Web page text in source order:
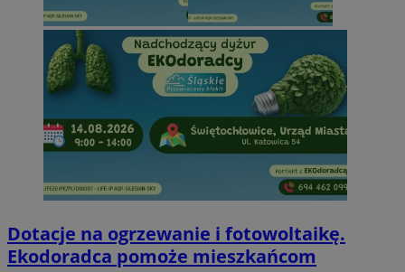
Dotacje na ogrzewanie i fotowoltaikę.
Ekodoradca pomoże mieszkańcom